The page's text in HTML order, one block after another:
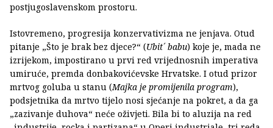
postjugoslavenskom prostoru.
Istovremeno, progresija konzervativizma ne jenjava. Otud
pitanje „Što je brak bez djece?“ (Ubit´ babu) koje je, mada ne
izrijekom, impostirano u prvi red vrijednosnih imperativa
umiruće, premda donbakovićevske Hrvatske. I otud prizor
mrtvog goluba u stanu (Majka je promijenila program),
podsjetnika da mrtvo tijelo nosi sjećanje na pokret, a da ga
„zazivanje duhova“ neće oživjeti. Bila bi to aluzija na red